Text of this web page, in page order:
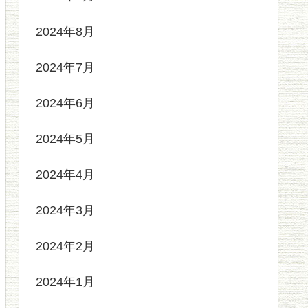
2024年8月
2024年7月
2024年6月
2024年5月
2024年4月
2024年3月
2024年2月
2024年1月